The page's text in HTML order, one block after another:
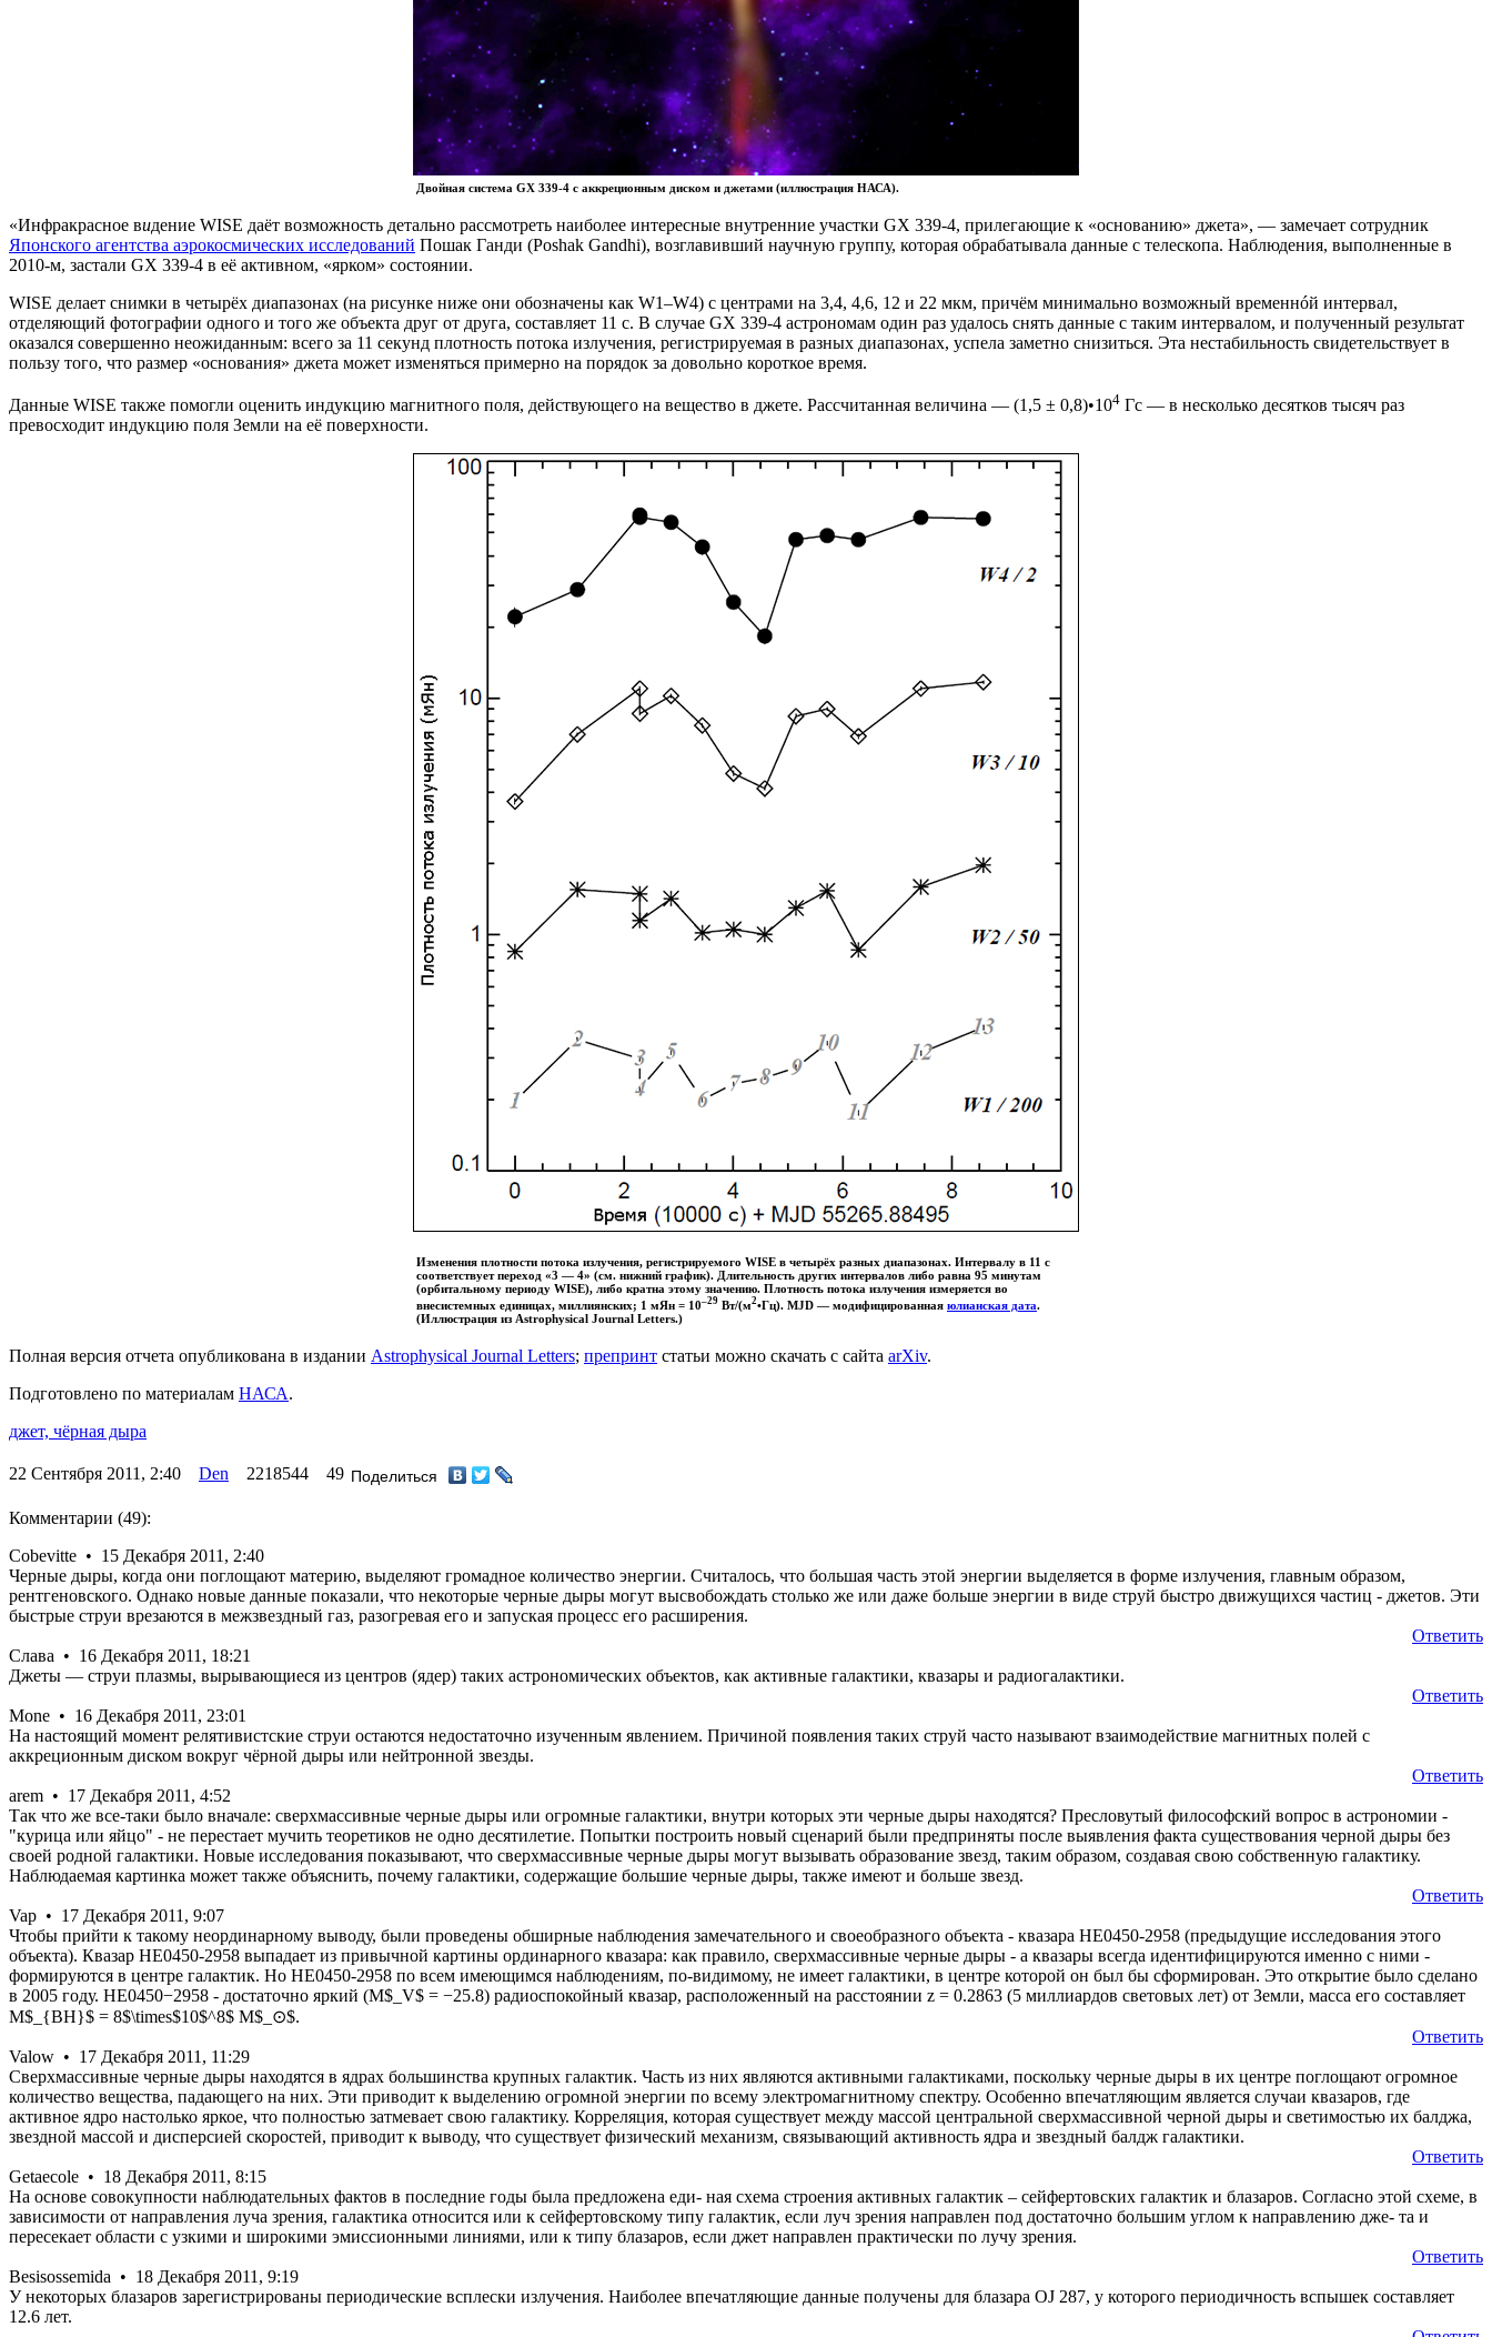
Двойная система GX 339-4 с аккреционным диском и джетами (иллюстрация НАСА).
«Инфракрасное видение WISE даёт возможность детально рассмотреть наиболее интересные внутренние участки GX 339-4, прилегающие к «основанию» джета», — замечает сотрудник
Японского агентства аэрокосмических исследований Пошак Ганди (Poshak Gandhi), возглавивший научную группу, которая обрабатывала данные с телескопа. Наблюдения, выполненные в
2010-м, застали GX 339-4 в её активном, «ярком» состоянии.
WISE делает снимки в четырёх диапазонах (на рисунке ниже они обозначены как W1–W4) с центрами на 3,4, 4,6, 12 и 22 мкм, причём минимально возможный временнóй интервал,
отделяющий фотографии одного и того же объекта друг от друга, составляет 11 с. В случае GX 339-4 астрономам один раз удалось снять данные с таким интервалом, и полученный результат
оказался совершенно неожиданным: всего за 11 секунд плотность потока излучения, регистрируемая в разных диапазонах, успела заметно снизиться. Эта нестабильность свидетельствует в
пользу того, что размер «основания» джета может изменяться примерно на порядок за довольно короткое время.
Данные WISE также помогли оценить индукцию магнитного поля, действующего на вещество в джете. Рассчитанная величина — (1,5 ± 0,8)•104 Гс — в несколько десятков тысяч раз
превосходит индукцию поля Земли на её поверхности.
Изменения плотности потока излучения, регистрируемого WISE в четырёх разных диапазонах. Интервалу в 11 с
соответствует переход «3 — 4» (см. нижний график). Длительность других интервалов либо равна 95 минутам
(орбитальному периоду WISE), либо кратна этому значению. Плотность потока излучения измеряется во
внесистемных единицах, миллиянских; 1 мЯн = 10–29 Вт/(м2•Гц). MJD — модифицированная юлианская дата.
(Иллюстрация из Astrophysical Journal Letters.)
Полная версия отчета опубликована в издании Astrophysical Journal Letters; препринт статьи можно скачать с сайта arXiv.
Подготовлено по материалам НАСА.
джет, чёрная дыра
22 Сентября 2011, 2:40 Den 2218544 49 Поделиться
Комментарии (49):
Cobevitte • 15 Декабря 2011, 2:40
Черные дыры, когда они поглощают материю, выделяют громадное количество энергии. Считалось, что большая часть этой энергии выделяется в форме излучения, главным образом,
рентгеновского. Однако новые данные показали, что некоторые черные дыры могут высвобождать столько же или даже больше энергии в виде струй быстро движущихся частиц - джетов. Эти
быстрые струи врезаются в межзвездный газ, разогревая его и запуская процесс его расширения.
Ответить
Слава • 16 Декабря 2011, 18:21
Джеты — струи плазмы, вырывающиеся из центров (ядер) таких астрономических объектов, как активные галактики, квазары и радиогалактики.
Ответить
Mone • 16 Декабря 2011, 23:01
На настоящий момент релятивистские струи остаются недостаточно изученным явлением. Причиной появления таких струй часто называют взаимодействие магнитных полей с
аккреционным диском вокруг чёрной дыры или нейтронной звезды.
Ответить
arem • 17 Декабря 2011, 4:52
Так что же все-таки было вначале: сверхмассивные черные дыры или огромные галактики, внутри которых эти черные дыры находятся? Пресловутый философский вопрос в астрономии -
"курица или яйцо" - не перестает мучить теоретиков не одно десятилетие. Попытки построить новый сценарий были предприняты после выявления факта существования черной дыры без
своей родной галактики. Новые исследования показывают, что сверхмассивные черные дыры могут вызывать образование звезд, таким образом, создавая свою собственную галактику.
Наблюдаемая картинка может также объяснить, почему галактики, содержащие большие черные дыры, также имеют и больше звезд.
Ответить
Vap • 17 Декабря 2011, 9:07
Чтобы прийти к такому неординарному выводу, были проведены обширные наблюдения замечательного и своеобразного объекта - квазара HE0450-2958 (предыдущие исследования этого
объекта). Квазар HE0450-2958 выпадает из привычной картины ординарного квазара: как правило, сверхмассивные черные дыры - а квазары всегда идентифицируются именно с ними -
формируются в центре галактик. Но HE0450-2958 по всем имеющимся наблюдениям, по-видимому, не имеет галактики, в центре которой он был бы сформирован. Это открытие было сделано
в 2005 году. HE0450−2958 - достаточно яркий (M$_V$ = −25.8) радиоспокойный квазар, расположенный на расстоянии z = 0.2863 (5 миллиардов световых лет) от Земли, масса его составляет
M$_{BH}$ = 8$\times$10$^8$ M$_⊙$.
Ответить
Valow • 17 Декабря 2011, 11:29
Сверхмассивные черные дыры находятся в ядрах большинства крупных галактик. Часть из них являются активными галактиками, поскольку черные дыры в их центре поглощают огромное
количество вещества, падающего на них. Эти приводит к выделению огромной энергии по всему электромагнитному спектру. Особенно впечатляющим является случаи квазаров, где
активное ядро настолько яркое, что полностью затмевает свою галактику. Корреляция, которая существует между массой центральной сверхмассивной черной дыры и светимостью их балджа,
звездной массой и дисперсией скоростей, приводит к выводу, что существует физический механизм, связывающий активность ядра и звездный балдж галактики.
Ответить
Getaecole • 18 Декабря 2011, 8:15
На основе совокупности наблюдательных фактов в последние годы была предложена еди- ная схема строения активных галактик – сейфертовских галактик и блазаров. Согласно этой схеме, в
зависимости от направления луча зрения, галактика относится или к сейфертовскому типу галактик, если луч зрения направлен под достаточно большим углом к направлению дже- та и
пересекает области с узкими и широкими эмиссионными линиями, или к типу блазаров, если джет направлен практически по лучу зрения.
Ответить
Besisossemida • 18 Декабря 2011, 9:19
У некоторых блазаров зарегистрированы периодические всплески излучения. Наиболее впечатляющие данные получены для блазара OJ 287, у которого периодичность вспышек составляет
12.6 лет.